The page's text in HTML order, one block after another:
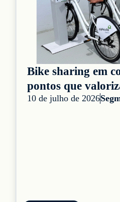
Bike sharing em
pontos que
10 de julho de 2026